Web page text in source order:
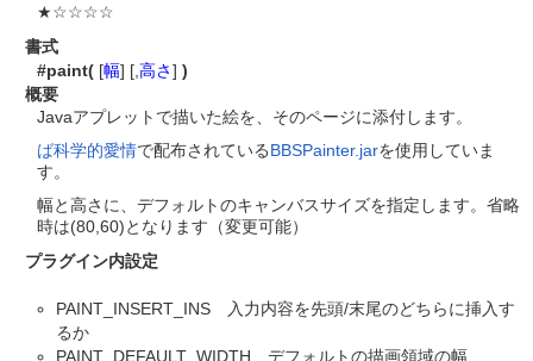
★☆☆☆☆
書式
#paint( [幅] [, 高さ] )
概要
Javaアプレットで描いた絵を、そのページに添付します。
ば科学的愛情で配布されているBBSPainter.jarを使用していま
す。
幅と高さに、デフォルトのキャンバスサイズを指定します。省略
時は(80,60)となります（変更可能）
プラグイン内設定
PAINT_INSERT_INS 入力内容を先頭/末尾のどちらに挿入す
るか
PAINT_DEFAULT_WIDTH デフォルトの描画領域の幅